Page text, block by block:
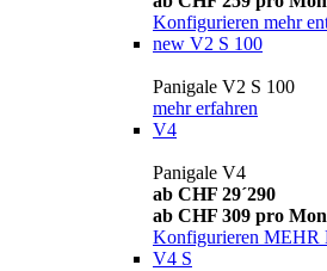
Konfigurieren mehr
new V2 S 100
Panigale V2 S 100
mehr erfahren
V4
Panigale V4
ab CHF 29´290
ab CHF 309 pro
Konfigurieren MEHR
V4 S